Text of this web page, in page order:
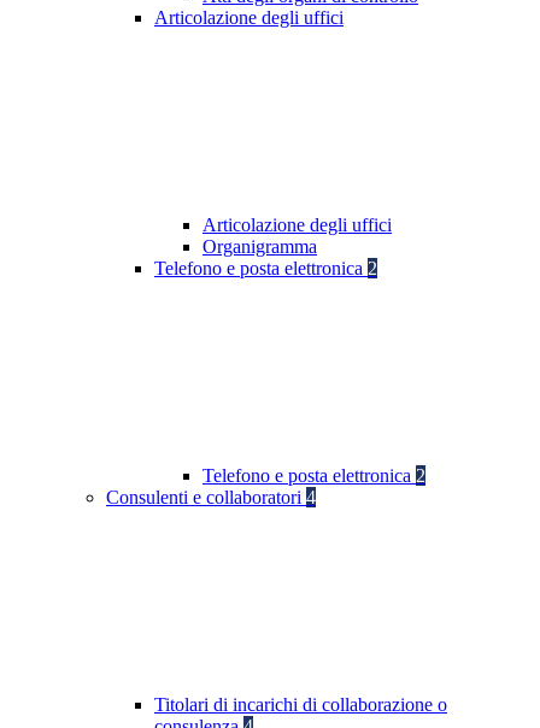
Articolazione degli uffici
Articolazione degli uffici
Organigramma
Telefono e posta elettronica 2
Telefono e posta elettronica 2
Consulenti e collaboratori 4
Titolari di incarichi di collaborazione o